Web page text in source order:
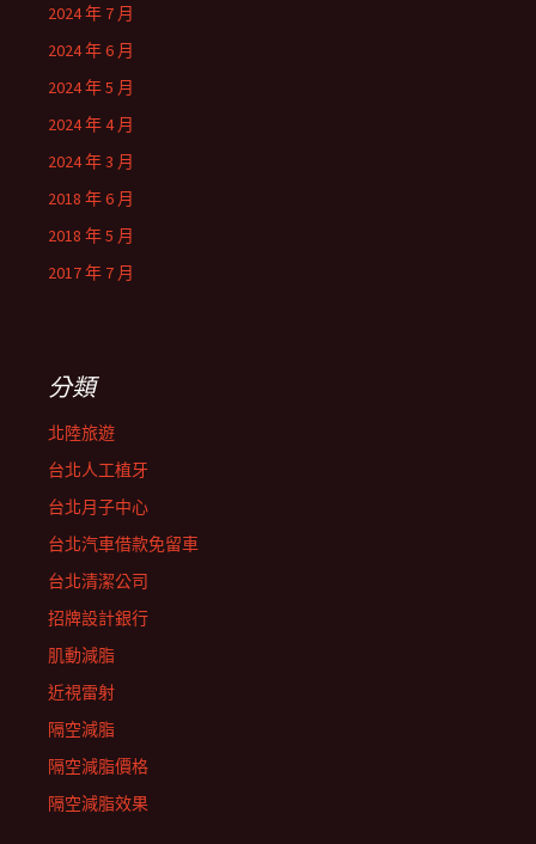
2024 年 7 月
2024 年 6 月
2024 年 5 月
2024 年 4 月
2024 年 3 月
2018 年 6 月
2018 年 5 月
2017 年 7 月
分類
北陸旅遊
台北人工植牙
台北月子中心
台北汽車借款免留車
台北清潔公司
招牌設計銀行
肌動減脂
近視雷射
隔空減脂
隔空減脂價格
隔空減脂效果